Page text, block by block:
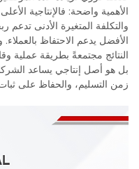
الأهمية واضحة: فالإنتاجية
والتكلفة المتغيرة الأدنى تدعم
الأفضل يدعم الاحتفاظ
النتائج مجتمعةً بطريقة عملية
بل هو أصل إنتاجي يساعد
زمن التسليم، والحفاظ على